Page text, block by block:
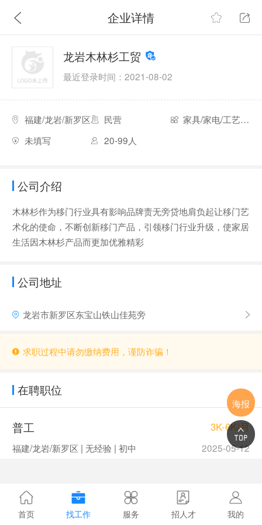
企业详情
龙岩木林杉工贸
最近登录时间：2021-08-02
福建/龙岩/新罗区 民营
家具/家电/工艺品/玩具
未填写
20-99人
公司介绍
木林杉作为移门行业具有影响品牌责无旁贷地肩负起让移门艺
术化的使命，不断创新移门产品，引领移门行业升级，使家居
生活因木林杉产品而更加优雅精彩
公司地址
龙岩市新罗区东宝山铁山佳苑旁
求职过程中请勿缴纳费用，谨防诈骗！
在聘职位
普工 3K-6K/月
福建/龙岩/新罗区 | 无经验 | 初中 2025-05-12
海报
首页 找工作 服务 招人才 我的